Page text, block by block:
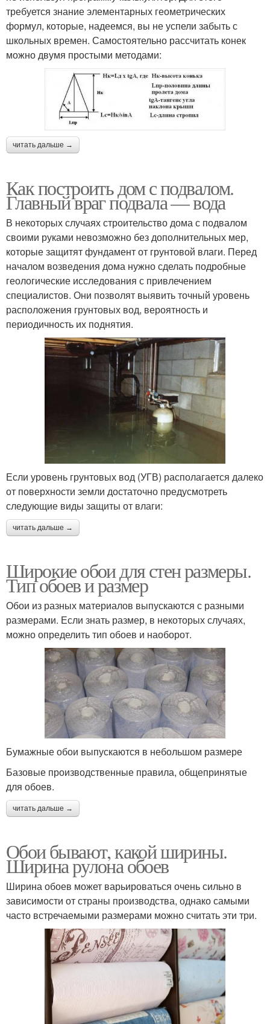
требуется знание элементарных геометрических
формул, которые, надеемся, вы не успели забыть с
школьных времен. Самостоятельно рассчитать конек
можно двумя простыми методами:
читать дальше →
Как построить дом с подвалом.
Главный враг подвала — вода
В некоторых случаях строительство дома с подвалом
своими руками невозможно без дополнительных мер,
которые защитят фундамент от грунтовой влаги. Перед
началом возведения дома нужно сделать подробные
геологические исследования с привлечением
специалистов. Они позволят выявить точный уровень
расположения грунтовых вод, вероятность и
периодичность их поднятия.
Если уровень грунтовых вод (УГВ) располагается далеко
от поверхности земли достаточно предусмотреть
следующие виды защиты от влаги:
читать дальше →
Широкие обои для стен размеры.
Тип обоев и размер
Обои из разных материалов выпускаются с разными
размерами. Если знать размер, в некоторых случаях,
можно определить тип обоев и наоборот.
Бумажные обои выпускаются в небольшом размере
Базовые производственные правила, общепринятые
для обоев.
читать дальше →
Обои бывают, какой ширины.
Ширина рулона обоев
Ширина обоев может варьироваться очень сильно в
зависимости от страны производства, однако самыми
часто встречаемыми размерами можно считать эти три.